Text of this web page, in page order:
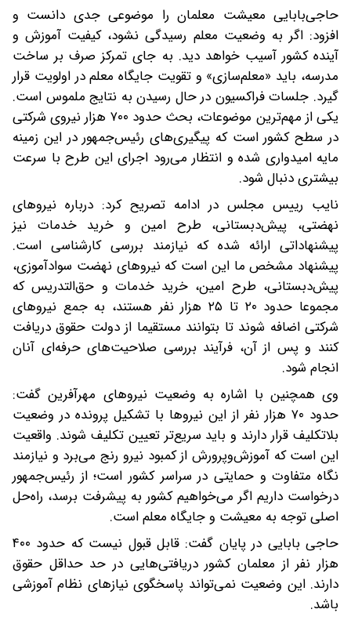
حاجی‌بابایی معیشت معلمان را موضوعی جدی دانست و
افزود: اگر به وضعیت معلم رسیدگی نشود، کیفیت آموزش و
آینده کشور آسیب خواهد دید. به جای تمرکز صرف بر ساخت
مدرسه، باید «معلم‌سازی» و تقویت جایگاه معلم در اولویت قرار
گیرد. جلسات فراکسیون در حال رسیدن به نتایج ملموس است.
یکی از مهم‌ترین موضوعات، بحث حدود ۷۰۰ هزار نیروی شرکتی
در سطح کشور است که پیگیری‌های رئیس‌جمهور در این زمینه
مایه امیدواری شده و انتظار می‌رود اجرای این طرح با سرعت
بیشتری دنبال شود.
نایب رییس مجلس در ادامه تصریح کرد: درباره نیروهای
نهضتی، پیش‌دبستانی، طرح امین و خرید خدمات نیز
پیشنهاداتی ارائه شده که نیازمند بررسی کارشناسی است.
پیشنهاد مشخص ما این است که نیروهای نهضت سوادآموزی،
پیش‌دبستانی، طرح امین، خرید خدمات و حق‌التدریس که
مجموعا حدود ۲۰ تا ۲۵ هزار نفر هستند، به جمع نیروهای
شرکتی اضافه شوند تا بتوانند مستقیما از دولت حقوق دریافت
کنند و پس از آن، فرآیند بررسی صلاحیت‌های حرفه‌ای آنان
انجام شود.
وی همچنین با اشاره به وضعیت نیروهای مهرآفرین گفت:
حدود ۷۰ هزار نفر از این نیروها با تشکیل پرونده در وضعیت
بلاتکلیف قرار دارند و باید سریع‌تر تعیین تکلیف شوند. واقعیت
این است که آموزش‌وپرورش از کمبود نیرو رنج می‌برد و نیازمند
نگاه متفاوت و حمایتی در سراسر کشور است؛ از رئیس‌جمهور
درخواست داریم اگر می‌خواهیم کشور به پیشرفت برسد، راه‌حل
اصلی توجه به معیشت و جایگاه معلم است.
حاجی بابایی در پایان گفت: قابل قبول نیست که حدود ۴۰۰
هزار نفر از معلمان کشور دریافتی‌هایی در حد حداقل حقوق
دارند. این وضعیت نمی‌تواند پاسخگوی نیازهای نظام آموزشی
باشد.